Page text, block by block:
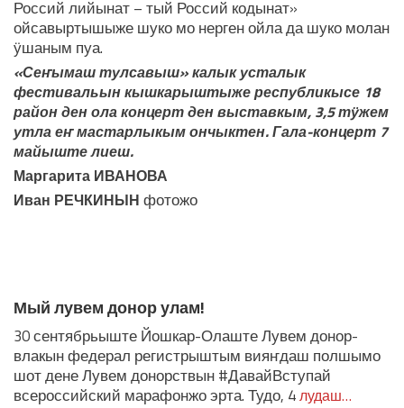
Россий лийынат – тый Россий кодынат»
ойсавыртышыже шуко мо нерген ойла да шуко молан
ӱшаным пуа.
«Сеҥымаш тулсавыш» калык усталык
фестивальын кышкарыштыже республикысе 18
район ден ола концерт ден выставкым, 3,5 тӱжем
утла еҥ мастарлыкым ончыктен. Гала-концерт 7
майыште лиеш.
Маргарита ИВАНОВА
Иван РЕЧКИНЫН фотожо
Мый лувем донор улам!
30 сентябрьыште Йошкар-Олаште Лувем донор-
влакын федерал регистрыштым вияҥдаш полшымо
шот дене Лувем донорствын #ДавайВступай
всероссийский марафонжо эрта. Тудо, 4лудаш…